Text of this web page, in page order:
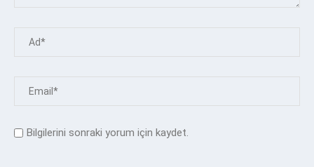
Bilgilerini sonraki yorum için kaydet.